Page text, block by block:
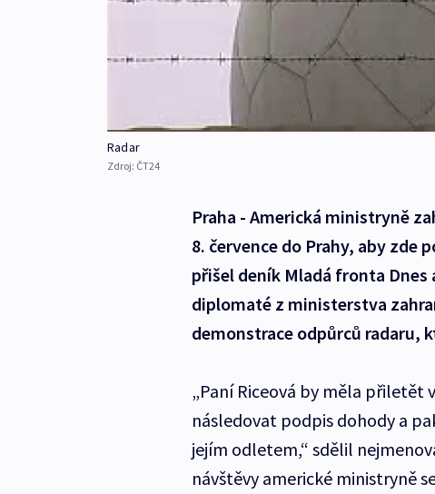
Radar
Zdroj: ČT24
Praha - Americká ministryně
8. července do Prahy, aby zde
přišel deník Mladá fronta
diplomaté z ministerstva
demonstrace odpůrců radaru,
„Paní Riceová by měla přiletět
následovat podpis dohody a
jejím odletem,“ sdělil
návštěvy americké ministryně